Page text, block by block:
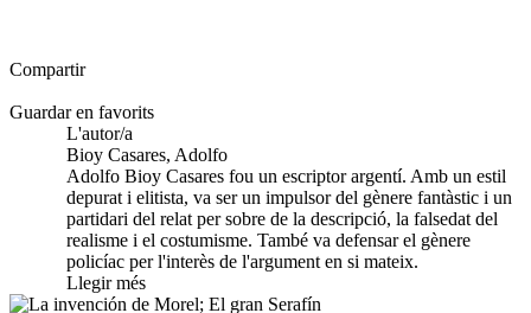
Compartir
Guardar en favorits
L'autor/a
Bioy Casares, Adolfo
Adolfo Bioy Casares fou un escriptor argentí. Amb un estil
depurat i elitista, va ser un impulsor del gènere fantàstic i un
partidari del relat per sobre de la descripció, la falsedat del
realisme i el costumisme. També va defensar el gènere
policíac per l'interès de l'argument en si mateix.
Llegir més